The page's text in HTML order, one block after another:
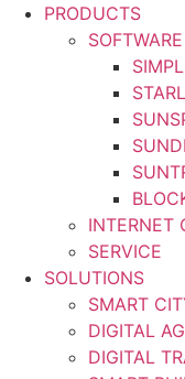
PRODUCTS
SOFTWARE
INTERNET
SERVICE
SOLUTIONS
SMART
DIGITAL
DIGITAL